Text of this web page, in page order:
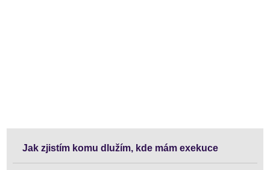
Jak zjistím komu dlužím, kde mám exekuce